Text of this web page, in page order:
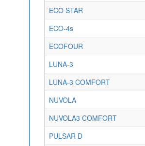
ECO STAR
ECO-4s
ECOFOUR
LUNA-3
LUNA-3 COMFORT
NUVOLA
NUVOLA3 COMFORT
PULSAR D